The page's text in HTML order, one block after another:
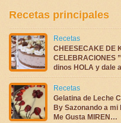
Recetas principales
Recetas
CHEESECAKE DE
CELEBRACIONES
dinos HOLA y dale
Recetas
Gelatina de Leche
By Sazonando a mi
Me Gusta MIREN…